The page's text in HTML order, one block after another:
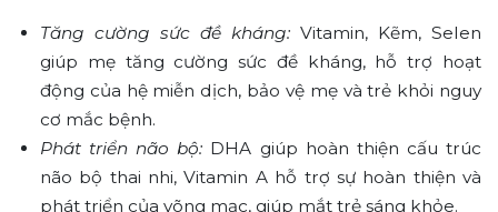
Tăng cường sức đề kháng: Vitamin, Kẽm, Selen
giúp mẹ tăng cường sức đề kháng, hỗ trợ hoạt
động của hệ miễn dịch, bảo vệ mẹ và trẻ khỏi nguy
cơ mắc bệnh.
Phát triển não bộ: DHA giúp hoàn thiện cấu trúc
não bộ thai nhi, Vitamin A hỗ trợ sự hoàn thiện và
phát triển của võng mạc, giúp mắt trẻ sáng khỏe.